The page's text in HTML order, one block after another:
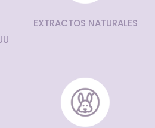
EXTRACTOS NATURALES